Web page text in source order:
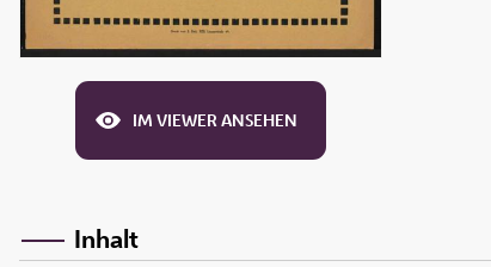
IM VIEWER ANSEHEN
Inhalt